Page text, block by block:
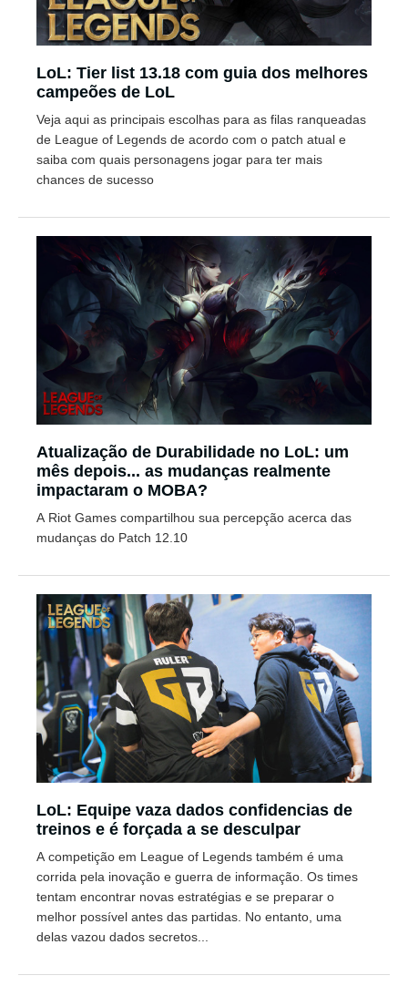
LoL: Tier list 13.18 com guia dos melhores
campeões de LoL
Veja aqui as principais escolhas para as filas ranqueadas
de League of Legends de acordo com o patch atual e
saiba com quais personagens jogar para ter mais
chances de sucesso
Atualização de Durabilidade no LoL: um
mês depois... as mudanças realmente
impactaram o MOBA?
A Riot Games compartilhou sua percepção acerca das
mudanças do Patch 12.10
LoL: Equipe vaza dados confidencias de
treinos e é forçada a se desculpar
A competição em League of Legends também é uma
corrida pela inovação e guerra de informação. Os times
tentam encontrar novas estratégias e se preparar o
melhor possível antes das partidas. No entanto, uma
delas vazou dados secretos...